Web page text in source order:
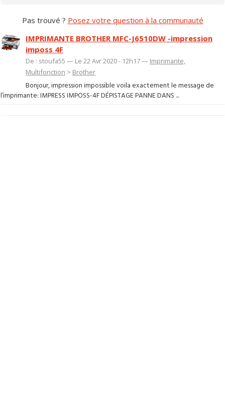
Pas trouvé ? Posez votre question à la communauté
IMPRIMANTE BROTHER MFC-J6510DW -impression
imposs 4F
De : stoufa55 — Le 22 Avr 2020 - 12h17 — Imprimante,
Multifonction > Brother
Bonjour, impression impossible voila exactement le message de
l’imprimante: IMPRESS IMPOSS-4F DÉPISTAGE PANNE DANS ...